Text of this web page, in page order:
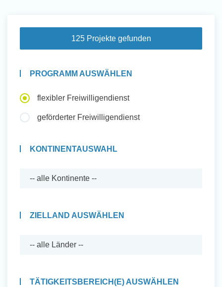
Auslandserfahrung Sammeln
und Sozial Engagieren
Initiativbewerbung
125 Projekte gefunden
PROGRAMM AUSWÄHLEN
flexibler Freiwilligendienst
geförderter Freiwilligendienst
KONTINENTAUSWAHL
ZIELLAND AUSWÄHLEN
TÄTIGKEITSBEREICH(E) AUSWÄHLEN